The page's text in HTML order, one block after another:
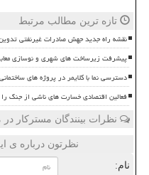
تازه ترین مطالب مرتبط
نقشه راه جدید جهش صادرات غیرنفتی
پیشرفت زیرساخت های شهری و نوسازی
دسترسی نما با کلایمر در پروژه های ساختمانی
فعالین اقتصادی خسارت های ناشی از جنگ
نظرات بینندگان مسترکار
نظرتون درباره ی
نام: